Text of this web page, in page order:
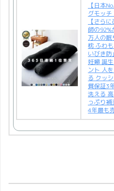
【日本
グモッチ
【さら
師の
万人の眠
枕 ふわ
いびき防
妊婦 誕
ント 人
る クッ
質保証3
洗える
っぷり
4年最も